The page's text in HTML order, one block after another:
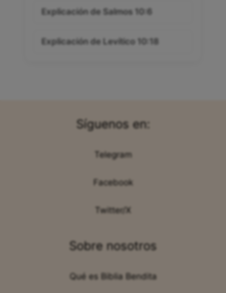
Explicación de Salmos 10:6
Explicación de Levítico 10:18
Síguenos en:
Telegram
Facebook
Twitter/X
Sobre nosotros
Qué es Biblia Bendita